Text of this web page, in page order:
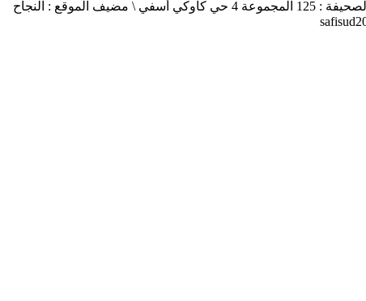
أسفي جنوب safisud صحيفة إلكترونية \ التصريح بالإصدار عدد 03-14 \ مدير النشر : منير الغرنيتي \ الإدارة والتحرير : كنزة المسيتف \ عنوان الصحيفة : 125 المجموعة 4 حي كاوكي أسفي \ مضيف الموقع : النجاح